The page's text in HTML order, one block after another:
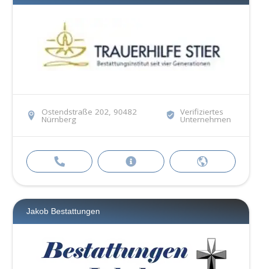
Ostendstraße 202, 90482
Nürnberg
Verifiziertes
Unternehmen
Jakob Bestattungen